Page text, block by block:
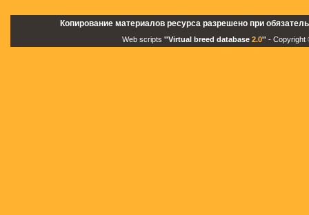
Копирование материалов ресурса разрешено при
Web scripts ''Virtual breed database 2.0'' - Copyright